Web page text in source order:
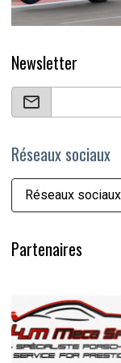
Newsletter
Réseaux sociaux
Réseaux sociaux
Partenaires